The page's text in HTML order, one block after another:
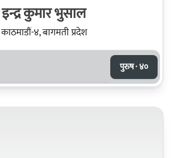
इन्द्र कुमार भुसाल
काठमाडौं-४, बागमती प्रदेश
पुरुष · ४०